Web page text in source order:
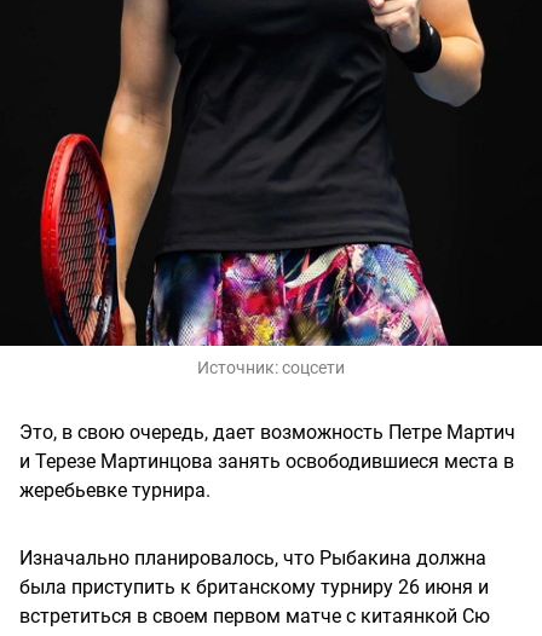
Источник:соцсети
Это, в свою очередь, дает возможность Петре Мартич
и Терезе Мартинцова занять освободившиеся места в
жеребьевке турнира.
Изначально планировалось, что Рыбакина должна
была приступить к британскому турниру 26 июня и
встретиться в своем первом матче с китаянкой Сю